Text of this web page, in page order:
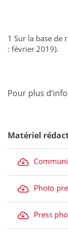
1 Sur la base de
: février 2019).
Pour plus
Matériel
Photo
Press